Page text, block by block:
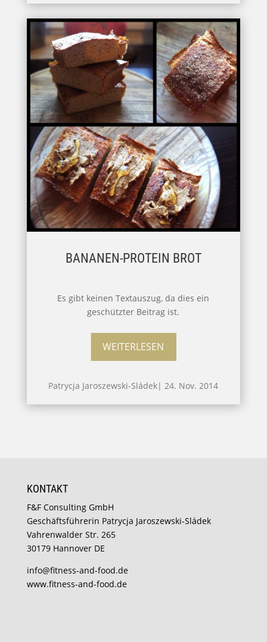
BANANEN-PROTEIN BROT
Es gibt keinen Textauszug, da dies ein
geschützter Beitrag ist.
WEITERLESEN
Patrycja Jaroszewski-Sládek|24. Nov. 2014
KONTAKT
F&F Consulting GmbH
Geschäftsführerin Patrycja Jaroszewski-Sládek
Vahrenwalder Str. 265
30179 Hannover DE
info@fitness-and-food.de
www.fitness-and-food.de